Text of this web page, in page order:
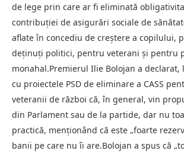
de lege prin care ar fi eliminată
contribuţiei de asigurări sociale de
aflate în concediu de creştere a copilului,
deţinuţi politici, pentru veterani şi pentru
monahal.Premierul Ilie Bolojan a
cu proiectele PSD de eliminare a CASS
veteranii de război că, în general, vin
din Parlament sau de la partide, dar nu
practică, menţionând că este „foarte
banii pe care nu îi are.Bolojan a spus că